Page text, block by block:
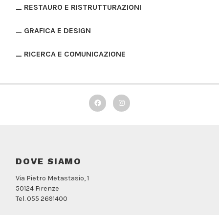
_ RESTAURO E RISTRUTTURAZIONI
_ GRAFICA E DESIGN
_ RICERCA E COMUNICAZIONE
FacebookInstagram
DOVE SIAMO
Via Pietro Metastasio, 1
50124 Firenze
Tel. 055 2691400